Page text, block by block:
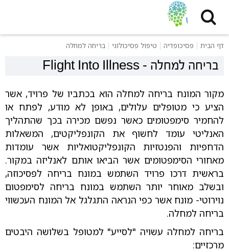
דף הבית פסיכופדיה טיפול פסיכולוגי בריחה למחלה
Flight Into Illness - בריחה למחלה
מקור המונח בריחה למחלה הוא בכתביו של פרויד, אשר
הציע כי מטופלים עלולים, באופן לא מודע, לפתח או
להחמיר סימפטומים כאשר נפשם מכירה בכך שהתהליך
האנליטי עומד לחשוף את הקונפליקטים, המשאלות
הדחפיות והפנטזיות הקונפליקטואליות אשר עומדות
מאחורי הסימפטומים אשר הביאו אותם לאנליזה במקור.
בראשית דרכו פרויד השתמש במונח בריחה לפסיכוזה,
ובשלב מאוחר יותר השתמש במונח בריחה לסימפטום
נוירוטי- מונח אשר כפי הנראה התגלגל אל המונח העכשווי
בריחה למחלה.
בריחה למחלה עשויה "לסייע" למטופל בשלושה היבטים
מרכזיים: